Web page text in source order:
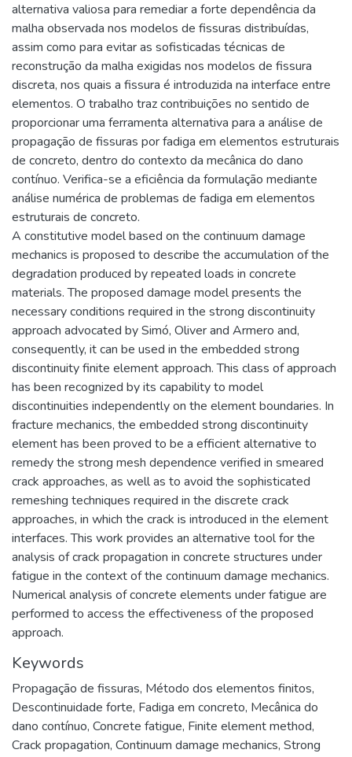
alternativa valiosa para remediar a forte dependência da
malha observada nos modelos de fissuras distribuídas,
assim como para evitar as sofisticadas técnicas de
reconstrução da malha exigidas nos modelos de fissura
discreta, nos quais a fissura é introduzida na interface entre
elementos. O trabalho traz contribuições no sentido de
proporcionar uma ferramenta alternativa para a análise de
propagação de fissuras por fadiga em elementos estruturais
de concreto, dentro do contexto da mecânica do dano
contínuo. Verifica-se a eficiência da formulação mediante
análise numérica de problemas de fadiga em elementos
estruturais de concreto.
A constitutive model based on the continuum damage
mechanics is proposed to describe the accumulation of the
degradation produced by repeated loads in concrete
materials. The proposed damage model presents the
necessary conditions required in the strong discontinuity
approach advocated by Simó, Oliver and Armero and,
consequently, it can be used in the embedded strong
discontinuity finite element approach. This class of approach
has been recognized by its capability to model
discontinuities independently on the element boundaries. In
fracture mechanics, the embedded strong discontinuity
element has been proved to be a efficient alternative to
remedy the strong mesh dependence verified in smeared
crack approaches, as well as to avoid the sophisticated
remeshing techniques required in the discrete crack
approaches, in which the crack is introduced in the element
interfaces. This work provides an alternative tool for the
analysis of crack propagation in concrete structures under
fatigue in the context of the continuum damage mechanics.
Numerical analysis of concrete elements under fatigue are
performed to access the effectiveness of the proposed
approach.
Keywords
Propagação de fissuras, Método dos elementos finitos,
Descontinuidade forte, Fadiga em concreto, Mecânica do
dano contínuo, Concrete fatigue, Finite element method,
Crack propagation, Continuum damage mechanics, Strong